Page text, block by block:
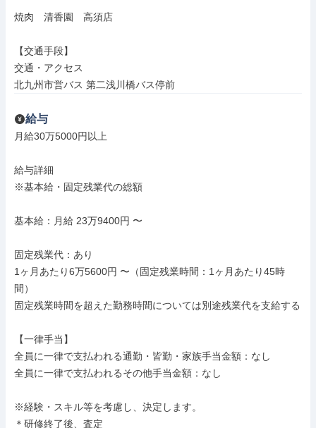
焼肉　清香園　高須店
【交通手段】
交通・アクセス
北九州市営バス 第二浅川橋バス停前
給与
月給30万5000円以上
給与詳細
※基本給・固定残業代の総額
基本給：月給 23万9400円 〜
固定残業代：あり
1ヶ月あたり6万5600円 〜（固定残業時間：1ヶ月あたり45時
間）
固定残業時間を超えた勤務時間については別途残業代を支給する
【一律手当】
全員に一律で支払われる通勤・皆勤・家族手当金額：なし
全員に一律で支払われるその他手当金額：なし
※経験・スキル等を考慮し、決定します。
＊研修終了後、査定